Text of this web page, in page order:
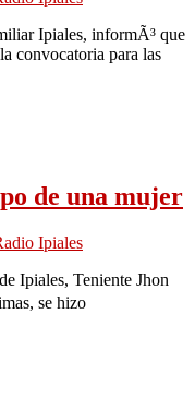
Ipiales, informÃ³ que
convocatoria para las
de una mujer
Ipiales
Ipiales, Teniente Jhon
se hizo